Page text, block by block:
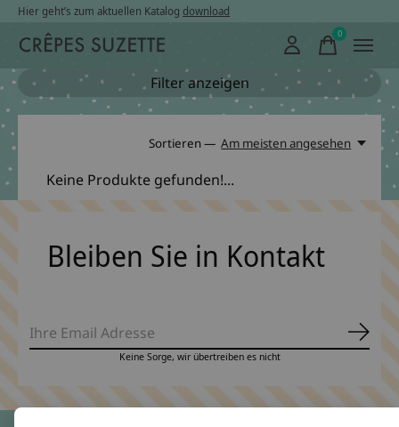
Hier geht’s zum aktuellen Katalog download
0items
Filter anzeigen
Sortieren — Am meisten angesehen
Keine Produkte gefunden!...
Bleiben Sie in Kontakt
Keine Sorge, wir übertreiben es nicht